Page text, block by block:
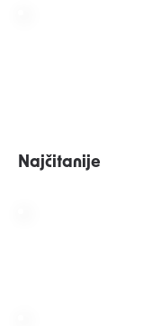
Najčitanije